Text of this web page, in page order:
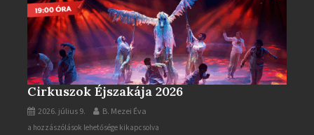
Cirkuszok Éjszakája 2026
2026. július 9. B. Mezei Éva
Cirkuszok
a hozzászólások lehetősége kikapcsolva